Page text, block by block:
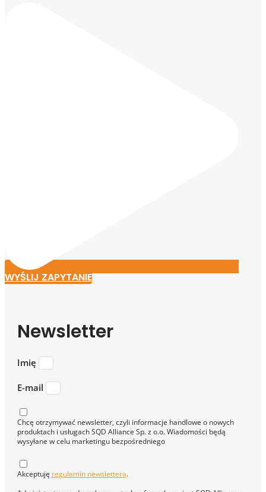
WYŚLIJ ZAPYTANIE
Newsletter
Imię
E-mail
Chcę otrzymywać newsletter, czyli informacje handlowe o nowych
produktach i usługach SQD Alliance Sp. z o.o. Wiadomości będą
wysyłane w celu marketingu bezpośredniego
Akceptuję regulamin newslettera.